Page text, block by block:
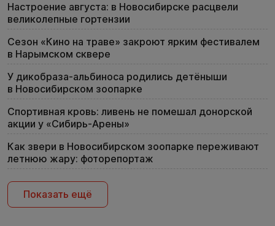
Настроение августа: в Новосибирске расцвели
великолепные гортензии
Сезон «Кино на траве» закроют ярким фестивалем
в Нарымском сквере
У дикобраза-альбиноса родились детёныши
в Новосибирском зоопарке
Спортивная кровь: ливень не помешал донорской
акции у «Сибирь-Арены»
Как звери в Новосибирском зоопарке переживают
летнюю жару: фоторепортаж
Показать ещё